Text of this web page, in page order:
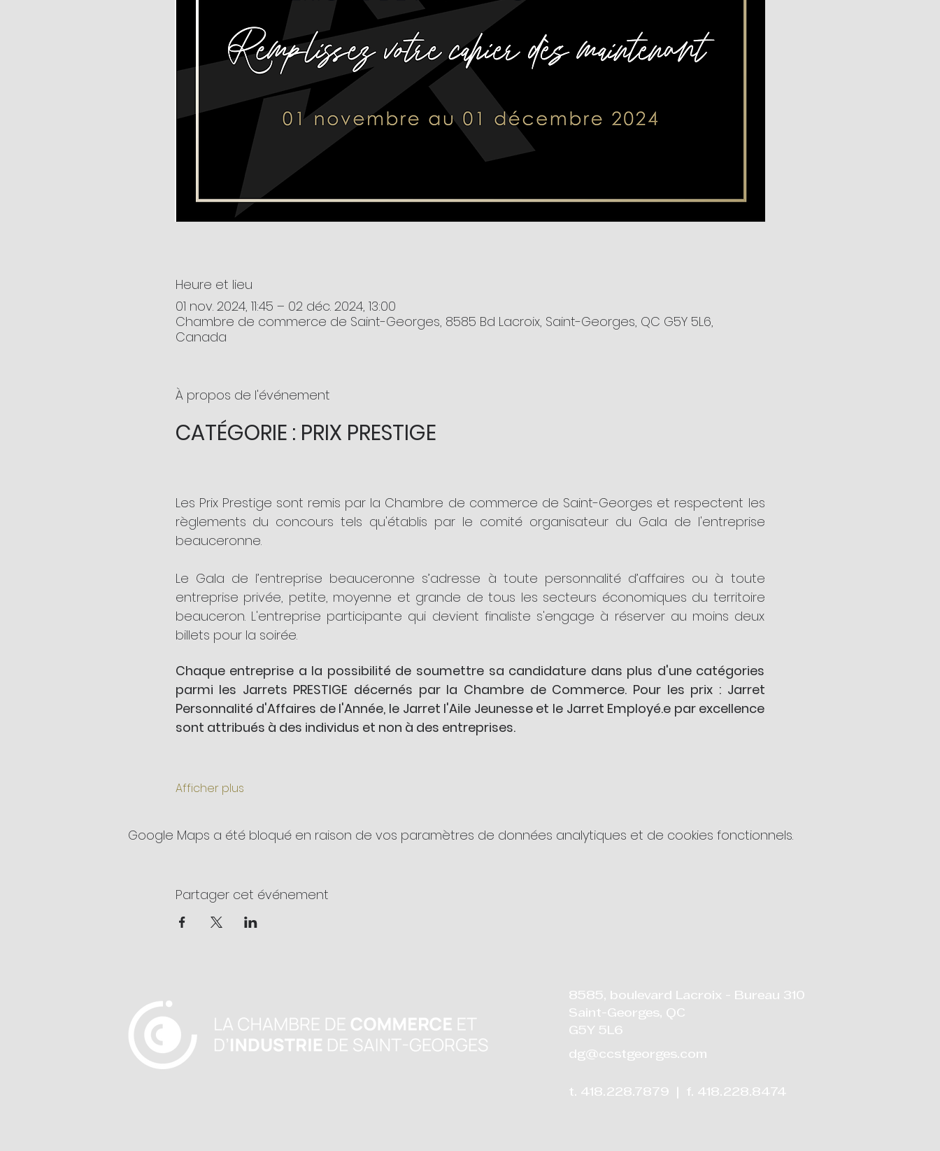
Heure et lieu
01 nov. 2024, 11:45 – 02 déc. 2024, 13:00
Chambre de commerce de Saint-Georges, 8585 Bd Lacroix, Saint-Georges, QC G5Y 5L6,
Canada
À propos de l'événement
CATÉGORIE : PRIX PRESTIGE
Les Prix Prestige sont remis par la Chambre de commerce de Saint-Georges et respectent les
règlements du concours tels qu'établis par le comité organisateur du Gala de l'entreprise
beauceronne.
Le Gala de l’entreprise beauceronne s’adresse à toute personnalité d’affaires ou à toute
entreprise privée, petite, moyenne et grande de tous les secteurs économiques du territoire
beauceron. L'entreprise participante qui devient finaliste s'engage à réserver au moins deux
billets pour la soirée.
Chaque entreprise a la possibilité de soumettre sa candidature dans plus d'une catégories
parmi les Jarrets PRESTIGE décernés par la Chambre de Commerce. Pour les prix : Jarret
Personnalité d'Affaires de l'Année, le Jarret l'Aile Jeunesse et le Jarret Employé.e par excellence
sont attribués à des individus et non à des entreprises.
Afficher plus
Google Maps a été bloqué en raison de vos paramètres de données analytiques et de cookies fonctionnels.
Partager cet événement
8585, boulevard Lacroix - Bureau 310
Saint-Georges, QC
G5Y 5L6
dg@ccstgeorges.com
t. 418.228.7879 | f. 418.228.8474